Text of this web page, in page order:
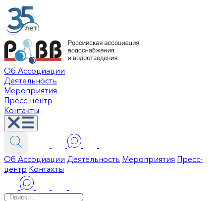
Об Ассоциации
Деятельность
Мероприятия
Пресс-центр
Контакты
Об Ассоциации Деятельность Мероприятия Пресс-
центр Контакты